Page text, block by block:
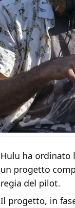
Hulu ha ordinato
un progetto
regia del pilot.
Il progetto, in